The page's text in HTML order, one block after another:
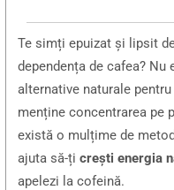
Te simți epuizat și lipsit
dependența de cafea?
alternative naturale
menține concentrarea pe
există o mulțime de
ajuta să-țicrești energia
apelezi la cofeină.